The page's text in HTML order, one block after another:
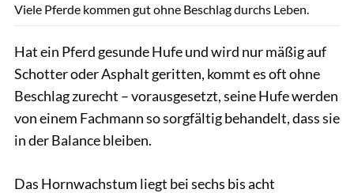
Viele Pferde kommen gut ohne Beschlag durchs Leben.
Hat ein Pferd gesunde Hufe und wird nur mäßig auf
Schotter oder Asphalt geritten, kommt es oft ohne
Beschlag zurecht – vorausgesetzt, seine Hufe werden
von einem Fachmann so sorgfältig behandelt, dass sie
in der Balance bleiben.
Das Hornwachstum liegt bei sechs bis acht